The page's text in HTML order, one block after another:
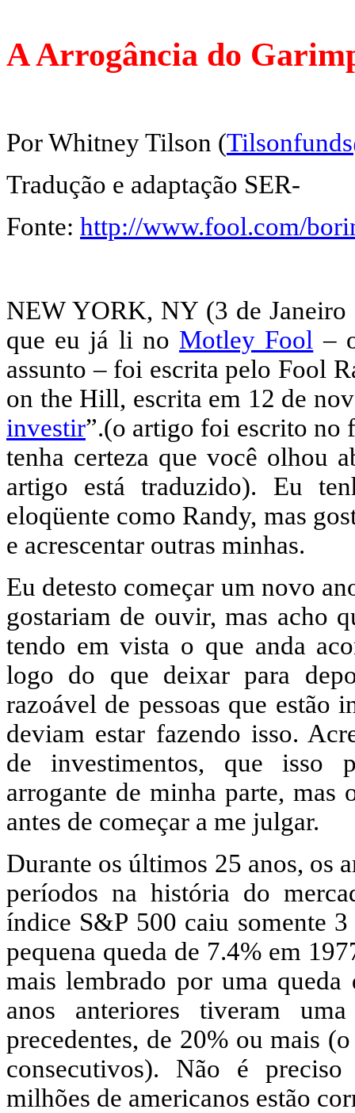
A Arrogância do
Por Whitney Tilson (
Tradução e adaptação SER-
Fonte: http://www.fool.com/
NEW YORK, NY (3 de Janeiro
que eu já li no Motley Fool –
assunto – foi escrita pelo Fool
on the Hill, escrita em 12 de
investir”.(o artigo foi escrito no
tenha certeza que você olhou
artigo está traduzido). Eu
eloqüente como Randy, mas
e acrescentar outras minhas.
Eu detesto começar um novo
gostariam de ouvir, mas acho
tendo em vista o que anda
logo do que deixar para
razoável de pessoas que estão
deviam estar fazendo isso.
de investimentos, que isso
arrogante de minha parte,
antes de começar a me julgar.
Durante os últimos 25 anos, os
períodos na história do
índice S&P 500 caiu somente
pequena queda de 7.4% em
mais lembrado por uma
anos anteriores tiveram
precedentes, de 20% ou mais
consecutivos). Não é
milhões de americanos estão